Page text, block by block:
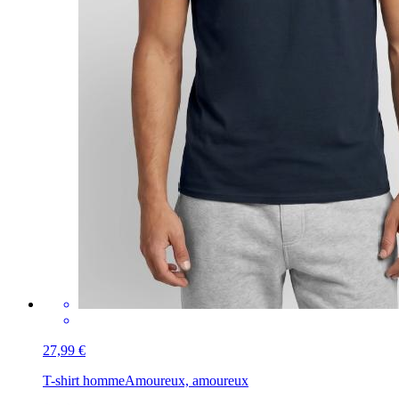
27,99 €
T-shirt hommeAmoureux, amoureux